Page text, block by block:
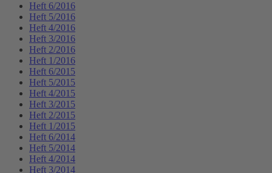
Heft 6/2016
Heft 5/2016
Heft 4/2016
Heft 3/2016
Heft 2/2016
Heft 1/2016
Heft 6/2015
Heft 5/2015
Heft 4/2015
Heft 3/2015
Heft 2/2015
Heft 1/2015
Heft 6/2014
Heft 5/2014
Heft 4/2014
Heft 3/2014